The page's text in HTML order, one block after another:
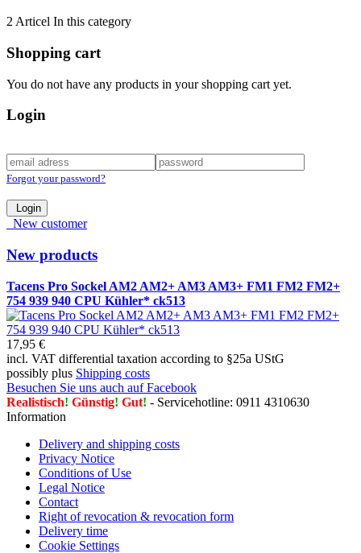
2 Articel In this category
Shopping cart
You do not have any products in your shopping cart yet.
Login
Forgot your password?
Login
New customer
New products
Tacens Pro Sockel AM2 AM2+ AM3 AM3+ FM1 FM2 FM2+
754 939 940 CPU Kühler* ck513
17,95 €
incl. VAT differential taxation according to §25a UStG
possibly plus Shipping costs
Besuchen Sie uns auch auf Facebook
Realistisch! Günstig! Gut! - Servicehotline: 0911 4310630
Information
Delivery and shipping costs
Privacy Notice
Conditions of Use
Legal Notice
Contact
Right of revocation & revocation form
Delivery time
Cookie Settings